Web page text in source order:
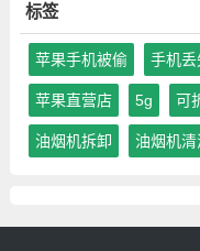
标签
苹果手机被偷 手机丢
苹果直营店 5g 可
油烟机拆卸 油烟机清